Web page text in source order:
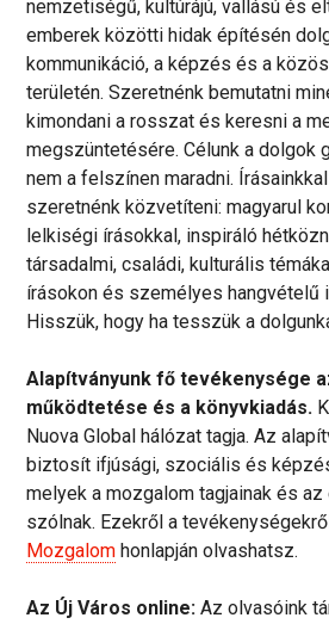
nemzetiségű, kultúrájú, vallású és
emberek közötti hidak építésén
kommunikáció, a képzés és a
területén. Szeretnénk bemutatni
kimondani a rosszat és keresni a
megszüntetésére. Célunk a dolgok
nem a felszínen maradni.
szeretnénk közvetíteni: magyarul
lelkiségi írásokkal, inspiráló
társadalmi, családi, kulturális
írásokon és személyes hangvételű
Hisszük, hogy ha tesszük a
Alapítványunk fő tevékenysége
működtetése és a könyvkiadás.
Nuova Global hálózat tagja. Az
biztosít ifjúsági, szociális és
melyek a mozgalom tagjainak és
szólnak. Ezekről a
Mozgalom honlapján olvashatsz.
Az Új Város online: Az olvasóink